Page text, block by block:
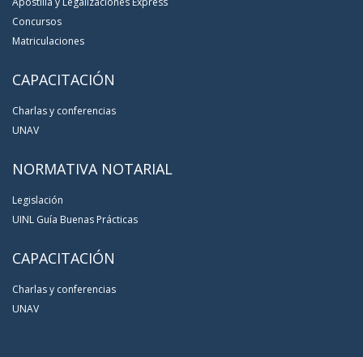
Concursos
Matriculaciones
CAPACITACIÓN
Charlas y conferencias
UNAV
NORMATIVA NOTARIAL
Legislación
UINL Guía Buenas Prácticas
CAPACITACIÓN
Charlas y conferencias
UNAV